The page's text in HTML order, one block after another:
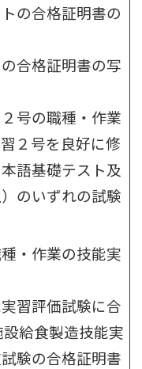
の合格証明書の
合格証明書の写
号の職種・作業
２号を良好に修
語基礎テスト及
のいずれの試験
・作業の技能実
習評価試験に合
給食製造技能実
験の合格証明書